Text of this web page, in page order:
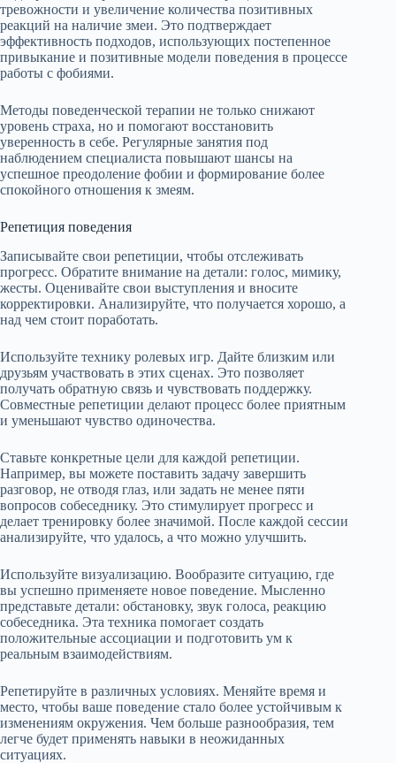
тревожности и увеличение количества позитивных
реакций на наличие змеи. Это подтверждает
эффективность подходов, использующих постепенное
привыкание и позитивные модели поведения в процессе
работы с фобиями.
Методы поведенческой терапии не только снижают
уровень страха, но и помогают восстановить
уверенность в себе. Регулярные занятия под
наблюдением специалиста повышают шансы на
успешное преодоление фобии и формирование более
спокойного отношения к змеям.
Репетиция поведения
Записывайте свои репетиции, чтобы отслеживать
прогресс. Обратите внимание на детали: голос, мимику,
жесты. Оценивайте свои выступления и вносите
корректировки. Анализируйте, что получается хорошо, а
над чем стоит поработать.
Используйте технику ролевых игр. Дайте близким или
друзьям участвовать в этих сценах. Это позволяет
получать обратную связь и чувствовать поддержку.
Совместные репетиции делают процесс более приятным
и уменьшают чувство одиночества.
Ставьте конкретные цели для каждой репетиции.
Например, вы можете поставить задачу завершить
разговор, не отводя глаз, или задать не менее пяти
вопросов собеседнику. Это стимулирует прогресс и
делает тренировку более значимой. После каждой сессии
анализируйте, что удалось, а что можно улучшить.
Используйте визуализацию. Вообразите ситуацию, где
вы успешно применяете новое поведение. Мысленно
представьте детали: обстановку, звук голоса, реакцию
собеседника. Эта техника помогает создать
положительные ассоциации и подготовить ум к
реальным взаимодействиям.
Репетируйте в различных условиях. Меняйте время и
место, чтобы ваше поведение стало более устойчивым к
изменениям окружения. Чем больше разнообразия, тем
легче будет применять навыки в неожиданных
ситуациях.